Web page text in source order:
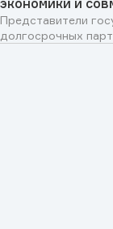
Представители
долгосрочных